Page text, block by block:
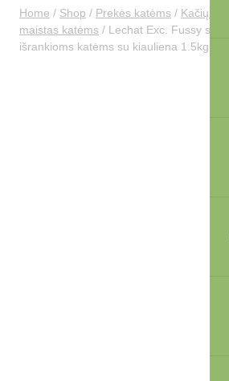
Home / Shop / Prekės katėms / Kačių
maistas katėms /
Lechat Exc. Fussy
išrankioms katėms su kiauliena 1.5kg